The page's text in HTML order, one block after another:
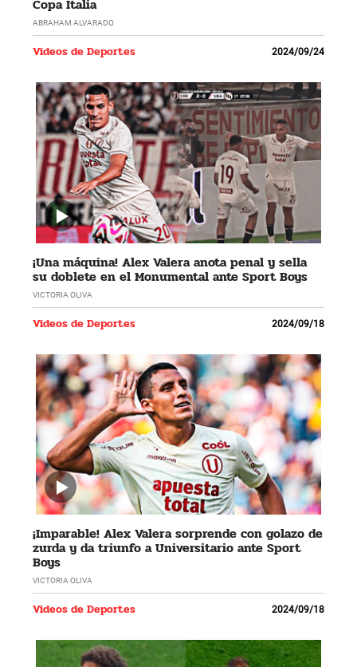
Copa Italia
ABRAHAM ALVARADO
Videos de Deportes 2024/09/24
¡Una máquina! Alex Valera anota penal y sella
su doblete en el Monumental ante Sport Boys
VICTORIA OLIVA
Videos de Deportes 2024/09/18
¡Imparable! Alex Valera sorprende con golazo de
zurda y da triunfo a Universitario ante Sport
Boys
VICTORIA OLIVA
Videos de Deportes 2024/09/18